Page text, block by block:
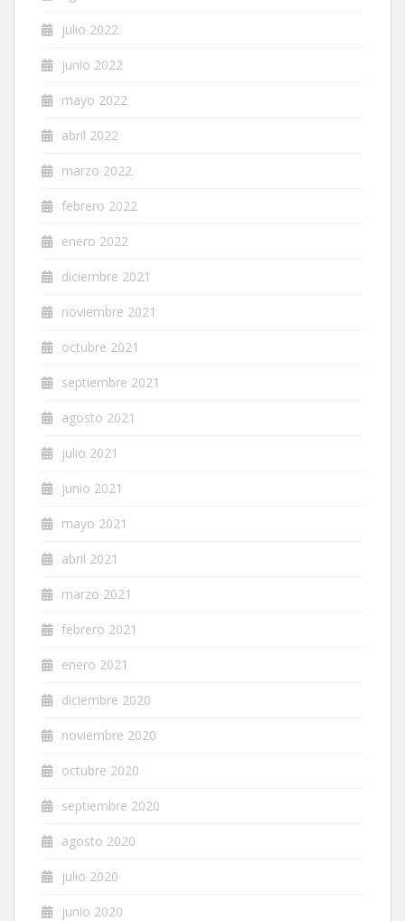
julio 2022
junio 2022
mayo 2022
abril 2022
marzo 2022
febrero 2022
enero 2022
diciembre 2021
noviembre 2021
octubre 2021
septiembre 2021
agosto 2021
julio 2021
junio 2021
mayo 2021
abril 2021
marzo 2021
febrero 2021
enero 2021
diciembre 2020
noviembre 2020
octubre 2020
septiembre 2020
agosto 2020
julio 2020
junio 2020